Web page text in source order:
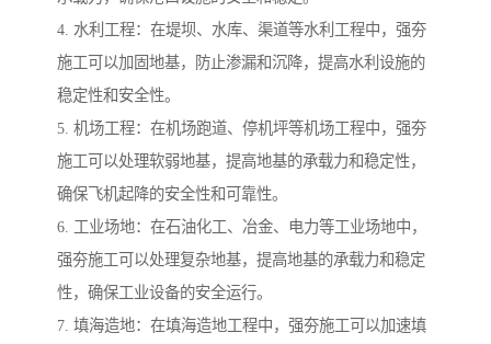
4. 水利工程：在堤坝、水库、渠道等水利工程中，强夯
施工可以加固地基，防止渗漏和沉降，提高水利设施的
稳定性和安全性。
5. 机场工程：在机场跑道、停机坪等机场工程中，强夯
施工可以处理软弱地基，提高地基的承载力和稳定性，
确保飞机起降的安全性和可靠性。
6. 工业场地：在石油化工、冶金、电力等工业场地中，
强夯施工可以处理复杂地基，提高地基的承载力和稳定
性，确保工业设备的安全运行。
7. 填海造地：在填海造地工程中，强夯施工可以加速填